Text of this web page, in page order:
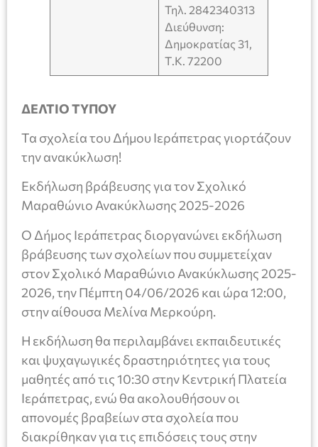
Τηλ. 2842340313
Διεύθυνση:
Δημοκρατίας 31,
Τ.Κ. 72200
ΔΕΛΤΙΟ ΤΥΠΟΥ
Τα σχολεία του Δήμου Ιεράπετρας γιορτάζουν
την ανακύκλωση!
Εκδήλωση βράβευσης για τον Σχολικό
Μαραθώνιο Ανακύκλωσης 2025-2026
Ο Δήμος Ιεράπετρας διοργανώνει εκδήλωση
βράβευσης των σχολείων που συμμετείχαν
στον Σχολικό Μαραθώνιο Ανακύκλωσης 2025-
2026, την Πέμπτη 04/06/2026 και ώρα 12:00,
στην αίθουσα Μελίνα Μερκούρη.
Η εκδήλωση θα περιλαμβάνει εκπαιδευτικές
και ψυχαγωγικές δραστηριότητες για τους
μαθητές από τις 10:30 στην Κεντρική Πλατεία
Ιεράπετρας, ενώ θα ακολουθήσουν οι
απονομές βραβείων στα σχολεία που
διακρίθηκαν για τις επιδόσεις τους στην